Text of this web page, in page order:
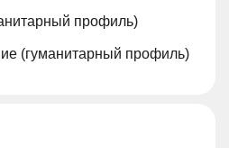
профиль)
(гуманитарный профиль)